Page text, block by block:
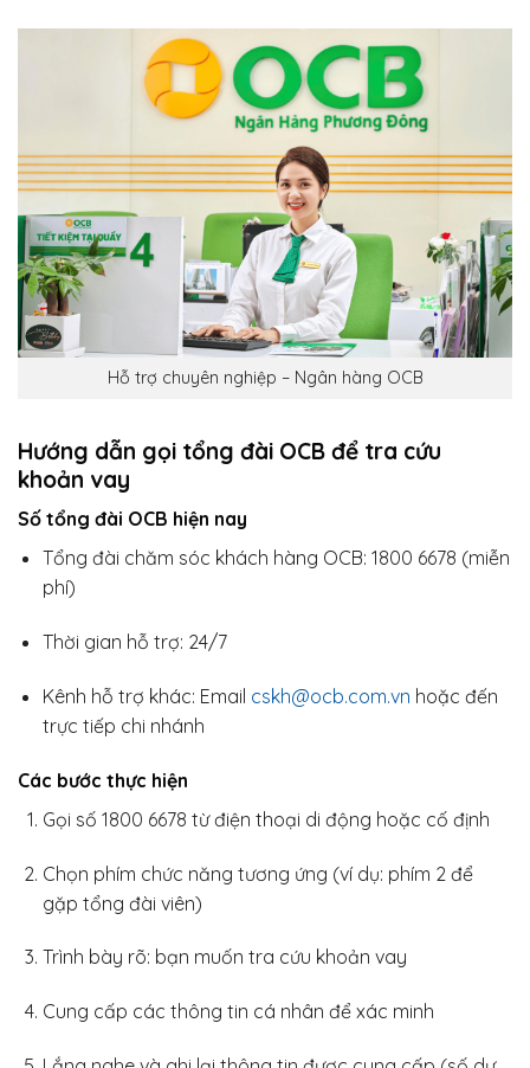
Hỗ trợ chuyên nghiệp – Ngân hàng OCB
Hướng dẫn gọi tổng đài OCB để tra cứu
khoản vay
Số tổng đài OCB hiện nay
Tổng đài chăm sóc khách hàng OCB: 1800 6678 (miễn
phí)
Thời gian hỗ trợ: 24/7
Kênh hỗ trợ khác: Email cskh@ocb.com.vn hoặc đến
trực tiếp chi nhánh
Các bước thực hiện
Gọi số 1800 6678 từ điện thoại di động hoặc cố định
Chọn phím chức năng tương ứng (ví dụ: phím 2 để
gặp tổng đài viên)
Trình bày rõ: bạn muốn tra cứu khoản vay
Cung cấp các thông tin cá nhân để xác minh